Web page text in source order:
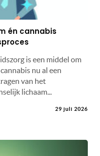
én cannabis
is een middel om
nu al een
van het
lichaam...
29 juli 2026